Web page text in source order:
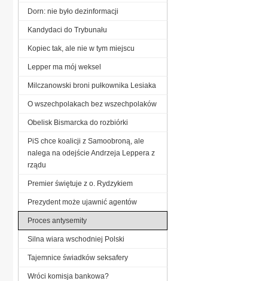
Dorn: nie było dezinformacji
Kandydaci do Trybunału
Kopiec tak, ale nie w tym miejscu
Lepper ma mój weksel
Milczanowski broni pułkownika Lesiaka
O wszechpolakach bez wszechpolaków
Obelisk Bismarcka do rozbiórki
PiS chce koalicji z Samoobroną, ale
nalega na odejście Andrzeja Leppera z
rządu
Premier świętuje z o. Rydzykiem
Prezydent może ujawnić agentów
Proces antysemity
Silna wiara wschodniej Polski
Tajemnice świadków seksafery
Wróci komisja bankowa?